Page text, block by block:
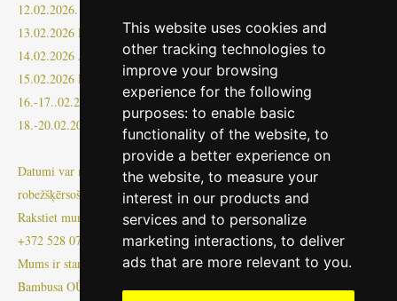
This website uses cookies and
other tracking technologies to
improve your browsing
experience for the following
purposes: to enable basic
functionality of the website, to
provide a better experience on
the website, to measure your
interest in our products and
services and to personalize
marketing interactions, to deliver
ads that are more relevant to you.
12.02.2026. Spānija (Torevjeha, Alikante, Valensija, Barselona)
13.02.2026 Francija (Nica), Itālija
14.02.2026 Austrija, Vācija (Mulhouse)
15.02.2026 Francija (Metz), Vācija
16.-17..02.2026 Polija, Lietuva-Latvija
18.-20.02.2026 Igaunija
Datumi var mainīties +/-3 dienas, atkarībā no iekraušanas,
robežšķērsošanas, satiksmes vai citiem nepārvaramas varas notikumiem!
Rakstiet mums transport@bambusa.ee vai FB messenger vai whatsapp
+372 528 0799
Mums ir starptautiskajiem kravu pārvadājumiem nepieciešamā licence!
Bambusa OÜ